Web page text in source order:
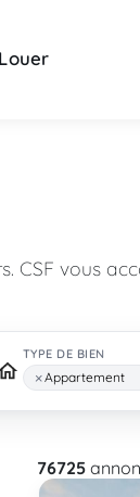
Louer
CSF vous
TYPE DE BIEN
×Appartement
76725